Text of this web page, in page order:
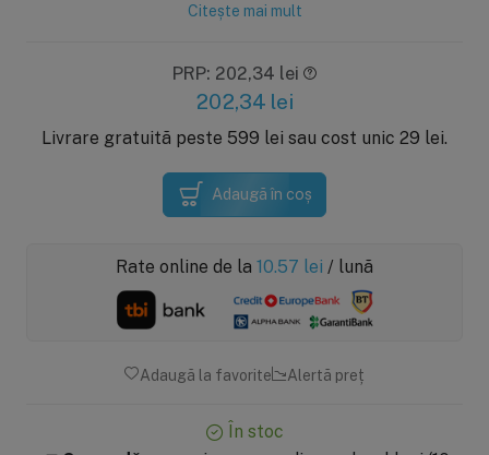
Citește mai mult
PRP: 202,34 lei
202,34 lei
Livrare gratuită peste 599 lei sau cost unic 29 lei.
Adaugă în coș
Rate online de la 10.57 lei / lună
Adaugă la favorite Alertă preț
În stoc